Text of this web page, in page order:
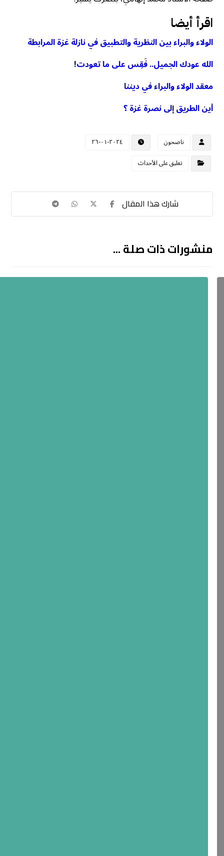
اقرأ أيضا
الولاء والبراء بين النظرية والتطبيق في نازلة غزة المرابطة
الله عودك الجميل.. فَقِس على ما تعودت!
معقد الولاء والبراء في ديننا
أين الطريق إلى نصرة غزة ؟
ناصحون
٢٠٢٤-٠١-٢٦
تعليق على الأحداث
منشورات ذات صلة ...